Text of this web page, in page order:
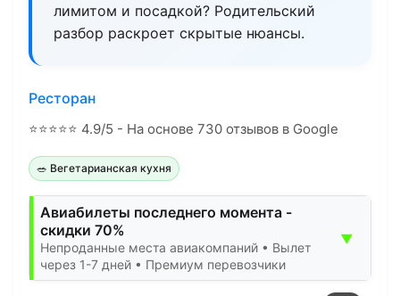
лимитом и посадкой? Родительский
разбор раскроет скрытые нюансы.
Ресторан
⭐⭐⭐⭐⭐ 4.9/5 - На основе 730 отзывов в Google
🥗 Вегетарианская кухня
Авиабилеты последнего момента -
скидки 70%
Непроданные места авиакомпаний • Вылет
через 1-7 дней • Премиум перевозчики
▼